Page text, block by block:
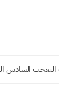
السادس